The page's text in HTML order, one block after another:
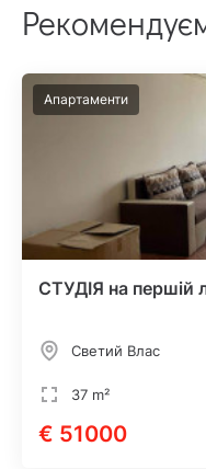
Апартаменти
СТУДІЯ на першій
Светий Влас
37 m²
€ 51000